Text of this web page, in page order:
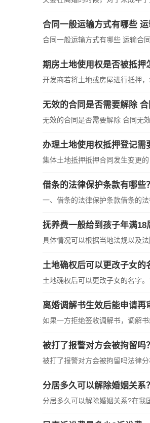
合同一般运输方式有哪些
合同一般运输方式有哪些 运输合
期房土地使用权是否被抵押
开发商若将土地或房屋进行抵押
无效的合同是否需要解除 合
无效的合同是否需要解除 合同无
办理土地使用权抵押登记需
集体土地抵押抵押合同发生变更
借条的法律保护条款有哪些
一、借条的法律保护条款借条的
抚养费一般给到孩子年满18
具体情况可以根据当地法规以及
土地确权后可以更改子女的
土地确权后可以更改子女的名字
离婚调解书生效后能申请再
如果一方拒绝签收调解书，调解
被打了报警对方会被拘留吗
被打了报警对方会被拘留吗法律
分居多久可以解除婚姻关系
分居多久可以解除婚姻关系?在我